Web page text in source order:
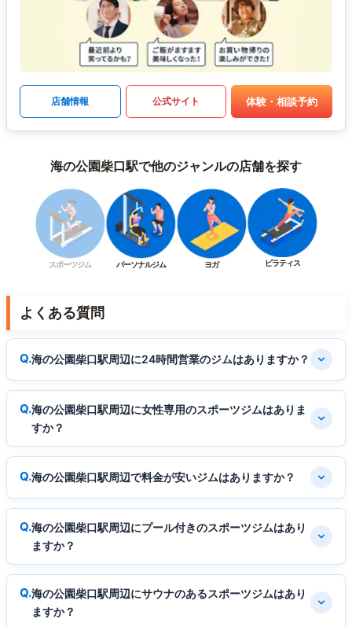
店舗情報 公式サイト 体験・相談予約
海の公園柴口駅で他のジャンルの店舗を探す
スポーツジム パーソナルジム ヨガ ピラティス
よくある質問
海の公園柴口駅周辺に24時間営業のジムはありますか？
海の公園柴口駅周辺に女性専用のスポーツジムはありま
すか？
海の公園柴口駅周辺で料金が安いジムはありますか？
海の公園柴口駅周辺にプール付きのスポーツジムはあり
ますか？
海の公園柴口駅周辺にサウナのあるスポーツジムはあり
ますか？